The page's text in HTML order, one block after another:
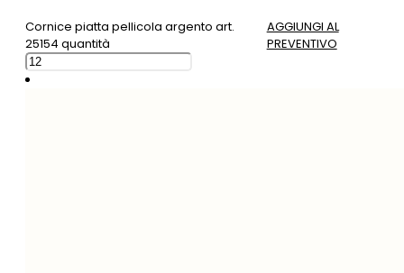
Cornice piatta pellicola argento art.
25154 quantità
AGGIUNGI AL
PREVENTIVO